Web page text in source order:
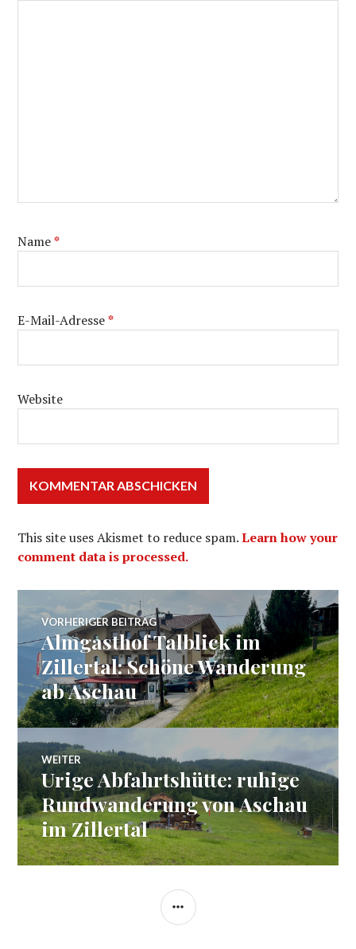
Name*
E-Mail-Adresse*
Website
This site uses Akismet to reduce spam.Learn how your
comment data is processed.
Beitragsnavigation
VORHERIGER BEITRAG
Vorheriger
Beitrag:
Almgasthof Talblick im
Zillertal: Schöne Wanderung
ab Aschau
WEITER
Nächster
Beitrag:
Urige Abfahrtshütte: ruhige
Rundwanderung von Aschau
im Zillertal
SEITENLEISTE